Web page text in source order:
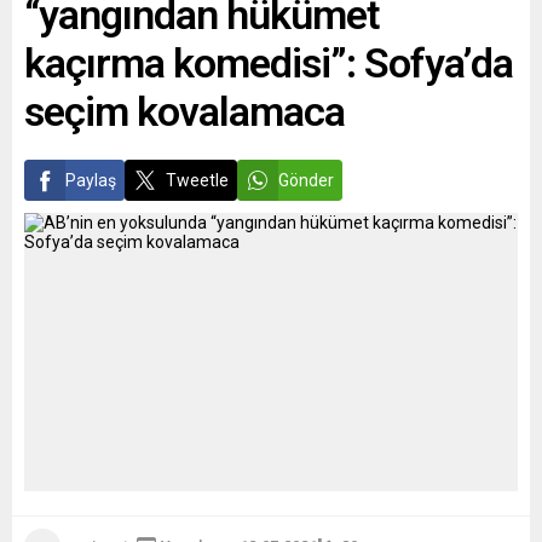
etmesinin ardından
mahkeme önünde
açıklama...
“yangından hükümet
kaçırma komedisi”: Sofya’da
seçim kovalamaca
Paylaş Tweetle Gönder